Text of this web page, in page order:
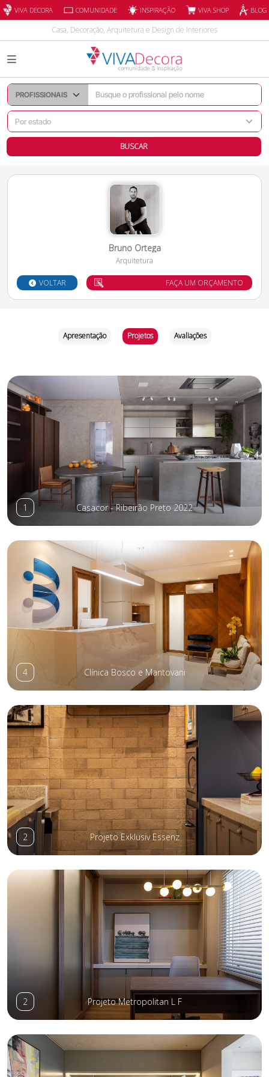
VIVA DECORA COMUNIDADE INSPIRAÇÃO VIVA SHOP
Casa, Decoração, Arquitetura e Design de Interiores
BUSCAR
Bruno Ortega
Arquitetura
VOLTAR FAÇA UM ORÇAMENTO
Apresentação Projetos Avaliações
1 Casacor - Ribeirão Preto 2022
4 Clínica Bosco e Mantovani
2 Projeto Exklusiv Essenz
2 Projeto Metropolitan L F